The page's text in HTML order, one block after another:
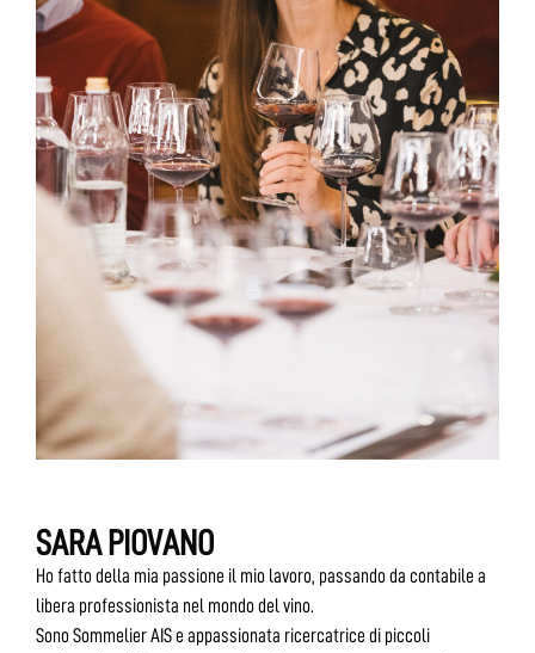
SARA PIOVANO
Ho fatto della mia passione il mio lavoro, passando da contabile a
libera professionista nel mondo del vino.
Sono Sommelier AIS e appassionata ricercatrice di piccoli